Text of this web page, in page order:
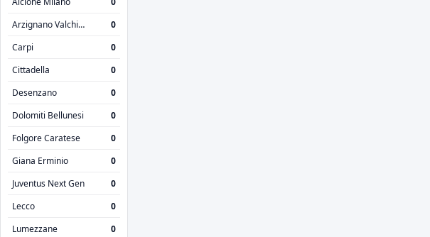
Arzignano Valchiampo
0
Carpi
0
Cittadella
0
Desenzano
0
Dolomiti Bellunesi
0
Folgore Caratese
0
Giana Erminio
0
Juventus Next Gen
0
Lecco
0
Lumezzane
0